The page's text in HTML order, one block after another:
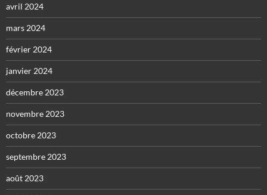
avril 2024
mars 2024
février 2024
janvier 2024
décembre 2023
novembre 2023
octobre 2023
septembre 2023
août 2023